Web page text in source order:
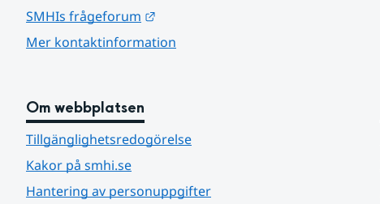
SMHIs frågeforum
Mer kontaktinformation
Om webbplatsen
Tillgänglighetsredogörelse
Kakor på smhi.se
Hantering av personuppgifter